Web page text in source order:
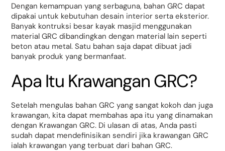
Dengan kemampuan yang serbaguna, bahan GRC dapat
dipakai untuk kebutuhan desain interior serta eksterior.
Banyak kontruksi besar kayak masjid menggunakan
material GRC dibandingkan dengan material lain seperti
beton atau metal. Satu bahan saja dapat dibuat jadi
banyak produk yang bermanfaat.
Apa Itu Krawangan GRC?
Setelah mengulas bahan GRC yang sangat kokoh dan juga
krawangan, kita dapat membahas apa itu yang dinamakan
dengan Krawangan GRC. Di ulasan di atas, Anda pasti
sudah dapat mendefinisikan sendiri jika krawangan GRC
ialah krawangan yang terbuat dari bahan GRC.